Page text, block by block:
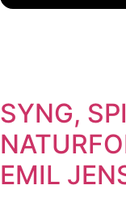
SYNG,
EMIL